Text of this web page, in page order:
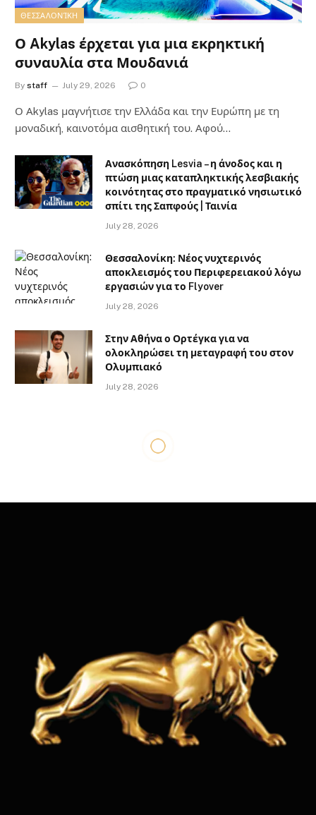
ΘΕΣΣΑΛΟΝΊΚΗ
Ο Akylas έρχεται για μια εκρηκτική
συναυλία στα Μουδανιά
By staff July 29, 2026 0
Ο Αkylas μαγνήτισε την Ελλάδα και την Ευρώπη με τη
μοναδική, καινοτόμα αισθητική του. Αφού…
Ανασκόπηση Lesvia – η άνοδος και η
πτώση μιας καταπληκτικής λεσβιακής
κοινότητας στο πραγματικό νησιωτικό
σπίτι της Σαπφούς | Ταινία
July 28, 2026
Θεσσαλονίκη: Νέος νυχτερινός
αποκλεισμός του Περιφερειακού λόγω
εργασιών για το Flyover
July 28, 2026
Στην Αθήνα ο Ορτέγκα για να
ολοκληρώσει τη μεταγραφή του στον
Ολυμπιακό
July 28, 2026